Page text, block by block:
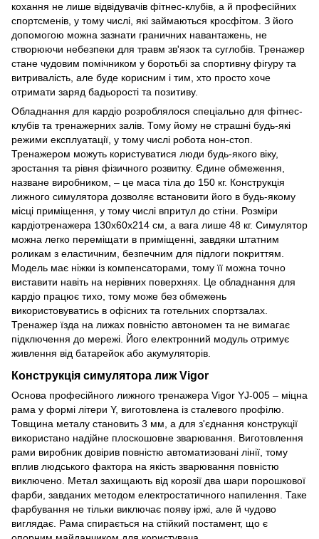
кохання не лише відвідувачів фітнес-клубів, а й професійних
спортсменів, у тому числі, які займаються кросфітом. З його
допомогою можна зазнати граничних навантажень, не
створюючи небезпеки для травм зв'язок та суглобів. Тренажер
стане чудовим помічником у боротьбі за спортивну фігуру та
витривалість, але буде корисним і тим, хто просто хоче
отримати заряд бадьорості та позитиву.
Обладнання для кардіо розроблялося спеціально для фітнес-
клубів та тренажерних залів. Тому йому не страшні будь-які
режими експлуатації, у тому числі робота нон-стоп.
Тренажером можуть користуватися люди будь-якого віку,
зростання та рівня фізичного розвитку. Єдине обмеження,
назване виробником, – це маса тіла до 150 кг. Конструкція
лижного симулятора дозволяє встановити його в будь-якому
місці приміщення, у тому числі впритул до стіни. Розміри
кардіотренажера 130х60х214 см, а вага лише 48 кг. Симулятор
можна легко переміщати в приміщенні, завдяки штатним
роликам з еластичним, безпечним для підлоги покриттям.
Модель має ніжки із компенсаторами, тому її можна точно
виставити навіть на нерівних поверхнях. Це обладнання для
кардіо працює тихо, тому може без обмежень
використовуватись в офісних та готельних спортзалах.
Тренажер їзда на лижах повністю автономен та не вимагає
підключення до мережі. Його електронний модуль отримує
живлення від батарейок або акумуляторів.
Конструкція симулятора лиж Vigor
Основа професійного лижного тренажера Vigor YJ-005 – міцна
рама у формі літери Y, виготовлена із сталевого профілю.
Товщина металу становить 3 мм, а для з'єднання конструкції
використано надійне плоскошовне зварювання. Виготовлення
рами виробник довірив повністю автоматизовані лінії, тому
вплив людського фактора на якість зварювання повністю
виключено. Метал захищають від корозії два шари порошкової
фарби, завданих методом електростатичного напилення. Таке
фарбування не тільки виключає появу іржі, але й чудово
виглядає. Рама спирається на стійкий постамент, що є